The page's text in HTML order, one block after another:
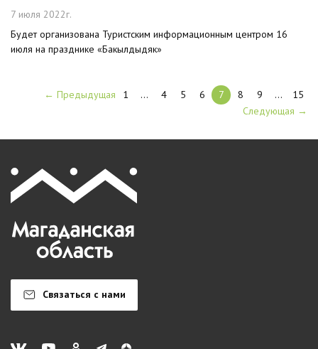
7 июля 2022г.
Будет организована Туристским информационным центром 16
июля на празднике «Бакылдыдяк»
← Предыдущая 1 … 4 5 6 7 8 9 …
15
Следующая →
Связаться с нами